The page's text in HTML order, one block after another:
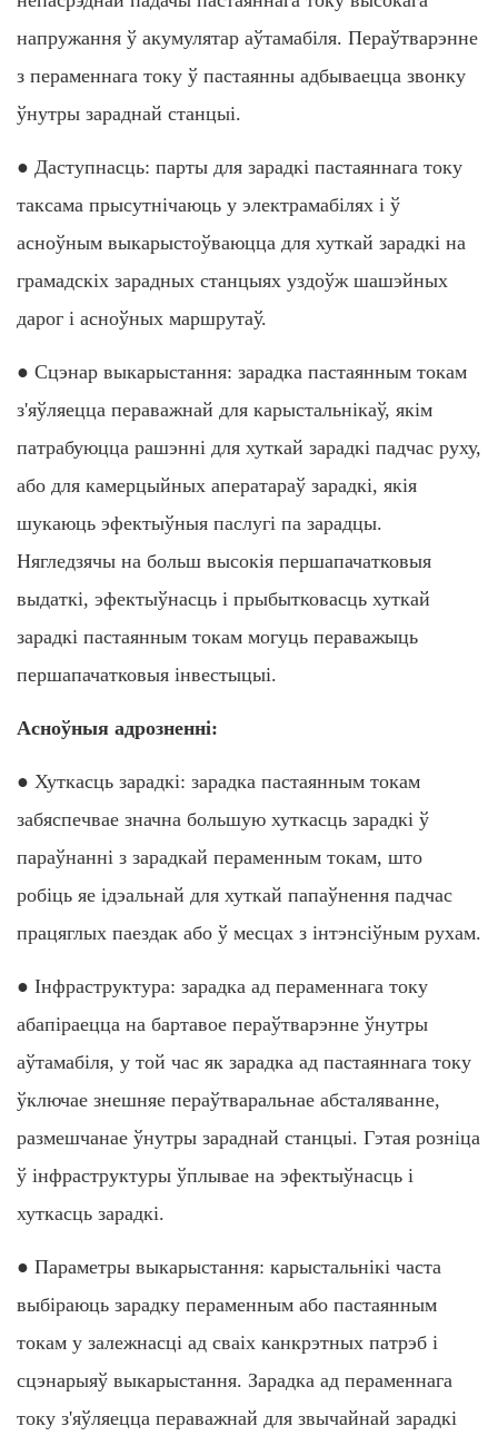
напружання ў акумулятар аўтамабіля. Пераўтварэнне
з пераменнага току ў пастаянны адбываецца звонку
ўнутры зараднай станцыі.
● Даступнасць: парты для зарадкі пастаяннага току
таксама прысутнічаюць у электрамабілях і ў
асноўным выкарыстоўваюцца для хуткай зарадкі на
грамадскіх зарадных станцыях уздоўж шашэйных
дарог і асноўных маршрутаў.
● Сцэнар выкарыстання: зарадка пастаянным токам
з'яўляецца пераважнай для карыстальнікаў, якім
патрабуюцца рашэнні для хуткай зарадкі падчас руху,
або для камерцыйных аператараў зарадкі, якія
шукаюць эфектыўныя паслугі па зарадцы.
Нягледзячы на ​​больш высокія першапачатковыя
выдаткі, эфектыўнасць і прыбытковасць хуткай
зарадкі пастаянным токам могуць пераважыць
першапачатковыя інвестыцыі.
Асноўныя адрозненні:
● Хуткасць зарадкі: зарадка пастаянным токам
забяспечвае значна большую хуткасць зарадкі ў
параўнанні з зарадкай пераменным токам, што
робіць яе ідэальнай для хуткай папаўнення падчас
працяглых паездак або ў месцах з інтэнсіўным рухам.
● Інфраструктура: зарадка ад пераменнага току
абапіраецца на бартавое пераўтварэнне ўнутры
аўтамабіля, у той час як зарадка ад пастаяннага току
ўключае знешняе пераўтваральнае абсталяванне,
размешчанае ўнутры зараднай станцыі. Гэтая розніца
ў інфраструктуры ўплывае на эфектыўнасць і
хуткасць зарадкі.
● Параметры выкарыстання: карыстальнікі часта
выбіраюць зарадку пераменным або пастаянным
токам у залежнасці ад сваіх канкрэтных патрэб і
сцэнарыяў выкарыстання. Зарадка ад пераменнага
току з'яўляецца пераважнай для звычайнай зарадкі